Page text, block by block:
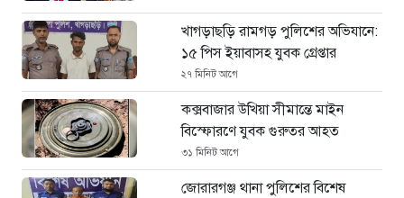
খাগড়াছড়ি রামগড় পুলিশের অভিযানে:
১৫ পিস ইয়াবাসহ যুবক গ্রেপ্তার
২৭ মিনিট আগে
কক্সবাজার উখিয়া সীমান্তে মাইন
বিস্ফোরণে যুবক গুরুতর আহত
৩১ মিনিট আগে
জোরারগঞ্জ থানা পুলিশের বিশেষ